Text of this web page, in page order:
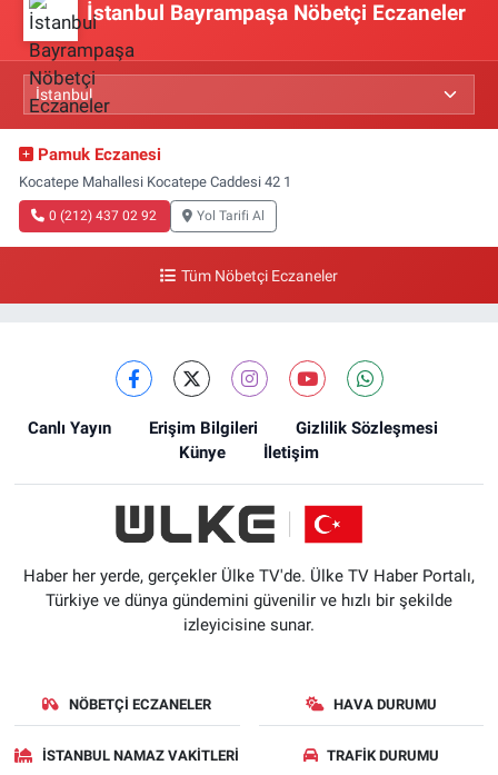
İstanbul Bayrampaşa Nöbetçi Eczaneler
Pamuk Eczanesi
Kocatepe Mahallesi Kocatepe Caddesi 42 1
0 (212) 437 02 92 Yol Tarifi Al
Tüm Nöbetçi Eczaneler
Canlı Yayın Erişim Bilgileri
Gizlilik Sözleşmesi
Künye
İletişim
Haber her yerde, gerçekler Ülke TV'de. Ülke TV Haber Portalı,
Türkiye ve dünya gündemini güvenilir ve hızlı bir şekilde
izleyicisine sunar.
NÖBETÇI ECZANELER HAVA DURUMU
İSTANBUL NAMAZ VAKITLERI TRAFIK DURUMU